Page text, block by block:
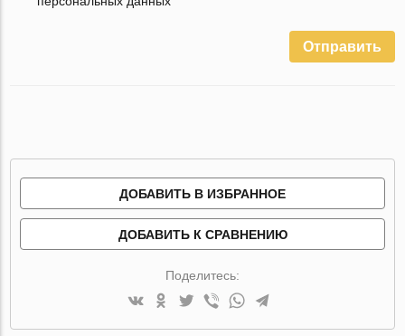
Отправить
ДОБАВИТЬ В ИЗБРАННОЕ
ДОБАВИТЬ К СРАВНЕНИЮ
Поделитесь: